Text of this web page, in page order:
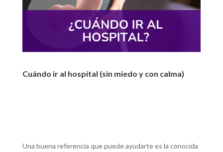
Cuándo ir al hospital (sin miedo y con calma)
Una buena referencia que puede ayudarte es la conocida